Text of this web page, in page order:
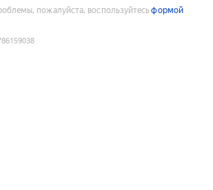
пожалуйста, воспользуйтесьформой